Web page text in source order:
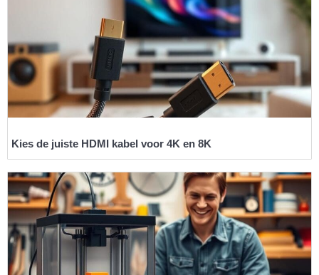
Kies de juiste HDMI kabel voor 4K en 8K